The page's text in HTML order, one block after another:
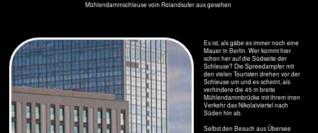
Schiffe im Museumshafen an der Fischerinsel
April 2020
Märkisches Museum